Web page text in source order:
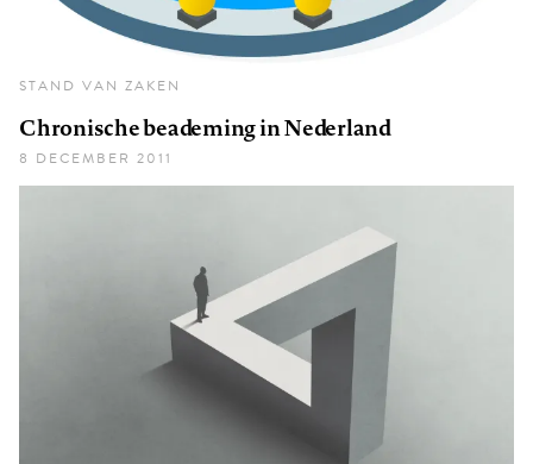
STAND VAN ZAKEN
Chronische beademing in Nederland
8 DECEMBER 2011